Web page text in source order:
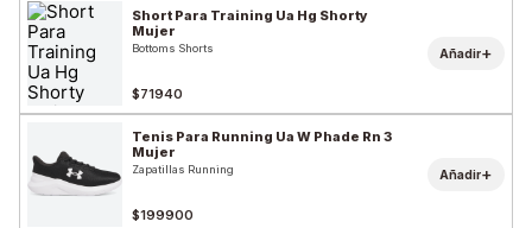
Short Para Training Ua Hg Shorty
Mujer
Bottoms Shorts
$71940
Añadir+
Tenis Para Running Ua W Phade Rn 3
Mujer
Zapatillas Running
$199900
Añadir+